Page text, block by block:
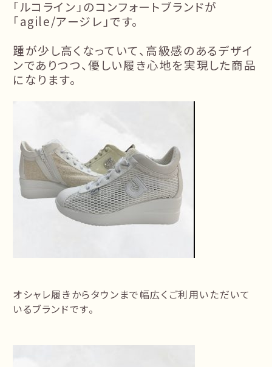
「ルコライン」のコンフォートブランドが
「agile/アージレ」です。
踵が少し高くなっていて、高級感のあるデザイ
ンでありつつ、優しい履き心地を実現した商品
になります。
オシャレ履きからタウンまで幅広くご利用いただいて
いるブランドです。